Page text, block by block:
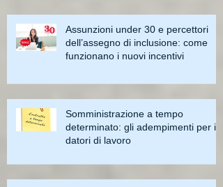
Assunzioni under 30 e percettori
dell’assegno di inclusione: come
funzionano i nuovi incentivi
Somministrazione a tempo
determinato: gli adempimenti per i
datori di lavoro